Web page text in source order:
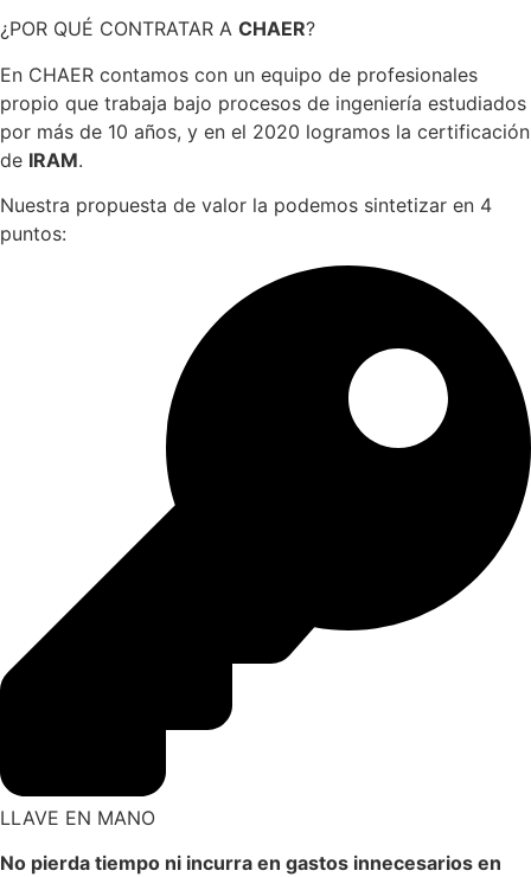
¿POR QUÉ CONTRATAR A CHAER?
En CHAER contamos con un equipo de profesionales
propio que trabaja bajo procesos de ingeniería estudiados
por más de 10 años, y en el 2020 logramos la certificación
de IRAM.
Nuestra propuesta de valor la podemos sintetizar en 4
puntos:
LLAVE EN MANO
No pierda tiempo ni incurra en gastos innecesarios en